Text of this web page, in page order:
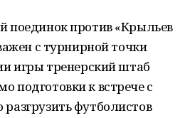
поединок против «Крыльев
с турнирной точки
игры тренерский штаб
подготовки к встрече с
футболистов